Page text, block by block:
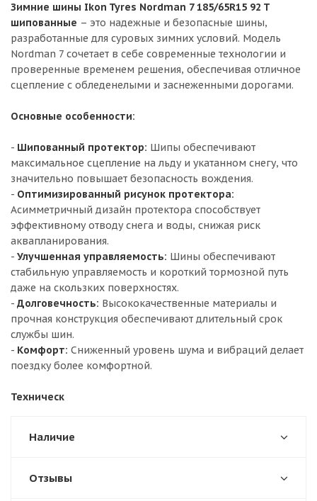
Зимние шины Ikon Tyres Nordman 7 185/65R15 92 T
шипованные – это надежные и безопасные шины,
разработанные для суровых зимних условий. Модель
Nordman 7 сочетает в себе современные технологии и
проверенные временем решения, обеспечивая отличное
сцепление с обледенелыми и заснеженными дорогами.
Основные особенности:
- Шипованный протектор: Шипы обеспечивают
максимальное сцепление на льду и укатанном снегу, что
значительно повышает безопасность вождения.
- Оптимизированный рисунок протектора:
Асимметричный дизайн протектора способствует
эффективному отводу снега и воды, снижая риск
аквапланирования.
- Улучшенная управляемость: Шины обеспечивают
стабильную управляемость и короткий тормозной путь
даже на скользких поверхностях.
- Долговечность: Высококачественные материалы и
прочная конструкция обеспечивают длительный срок
службы шин.
- Комфорт: Сниженный уровень шума и вибраций делает
поездку более комфортной.
Техническ
Наличие
Отзывы